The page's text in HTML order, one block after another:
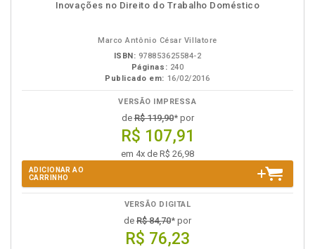
Inovações no Direito do Trabalho Doméstico
Marco Antônio César Villatore
ISBN: 978853625584-2
Páginas: 240
Publicado em: 16/02/2016
VERSÃO IMPRESSA
deR$ 119,90* por
R$ 107,91
em 4x de R$ 26,98
ADICIONAR AO
CARRINHO
VERSÃO DIGITAL
de R$ 84,70* por
R$ 76,23